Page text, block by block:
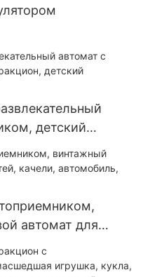
детский
качели
автомат для
игровой автомат